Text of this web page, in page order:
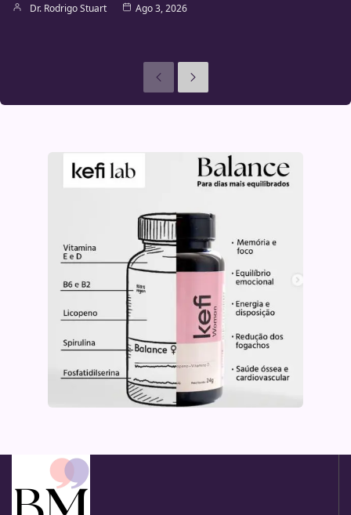
Dr. Rodrigo Stuart Ago 3, 2026
AnterioresSeguinte